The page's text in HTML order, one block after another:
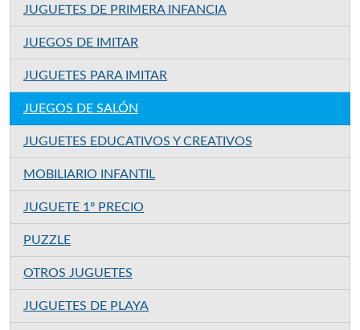
JUGUETES DE PRIMERA INFANCIA
JUEGOS DE IMITAR
JUGUETES PARA IMITAR
JUEGOS DE SALÓN
JUGUETES EDUCATIVOS Y CREATIVOS
MOBILIARIO INFANTIL
JUGUETE 1º PRECIO
PUZZLE
OTROS JUGUETES
JUGUETES DE PLAYA